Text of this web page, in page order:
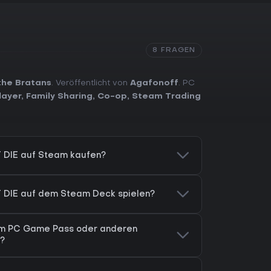
8 FRAGEN
Bratans. Veröffentlicht von Agafonoff. PC
, Family Sharing, Co-op, Steam Trading
DIE auf Steam kaufen?
DIE auf dem Steam Deck spielen?
PC Game Pass oder anderen